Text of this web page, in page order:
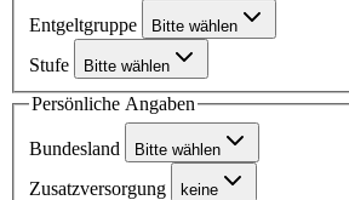
Entgeltgruppe Bitte wählen
Stufe Bitte wählen
Persönliche Angaben
Bundesland Bitte wählen
Zusatzversorgung keine